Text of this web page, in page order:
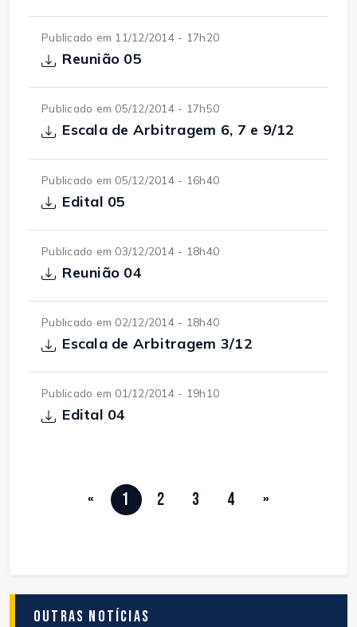
Publicado em 11/12/2014 - 17h20
Reunião 05
Publicado em 05/12/2014 - 17h50
Escala de Arbitragem 6, 7 e 9/12
Publicado em 05/12/2014 - 16h40
Edital 05
Publicado em 03/12/2014 - 18h40
Reunião 04
Publicado em 02/12/2014 - 18h40
Escala de Arbitragem 3/12
Publicado em 01/12/2014 - 19h10
Edital 04
« 1 2 3 4 »
Outras Notícias